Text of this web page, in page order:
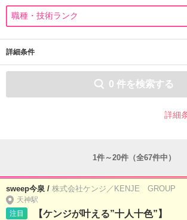
詳細条件
0 件を検索する
詳細
1件～20件（全67件中）
sweep今泉 / 株式会社ケンジ／KENJE GROUP
天神駅
注目
【ケンジが叶える”十人十色”】